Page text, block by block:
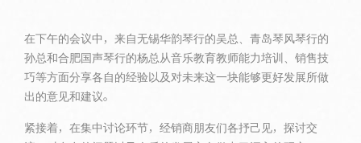
在下午的会议中，来自无锡华韵琴行的吴总、青岛琴风琴行的
孙总和合肥国声琴行的杨总从音乐教育教师能力培训、销售技
巧等方面分享各自的经验以及对未来这一块能够更好发展所做
出的意见和建议。
紧接着，在集中讨论环节，经销商朋友们各抒己见，探讨交